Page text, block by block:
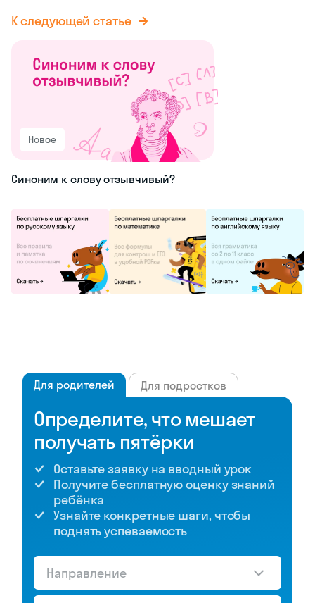
К следующей статье
Новое
Синоним к слову отзывчивый?
Для родителей Для подростков
Определите, что мешает
получать пятёрки
Оставьте заявку на вводный урок
Получите бесплатную оценку знаний
ребёнка
Узнайте конкретные шаги, чтобы
поднять успеваемость
Направление